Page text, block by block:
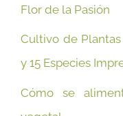
Flor de la Pasión
Cultivo de
y 15 Especies
Cómo se